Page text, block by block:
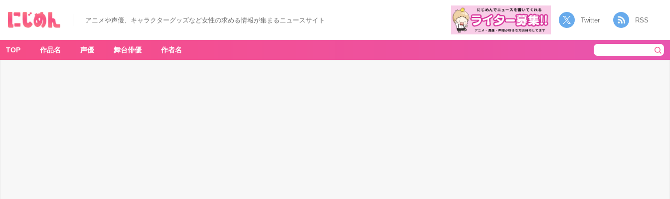
アニメや声優、キャラクターグッズなど女性の求める情報が集まるニュースサイト Twitter RSS
TOP 作品名 声優 舞台俳優 作者名